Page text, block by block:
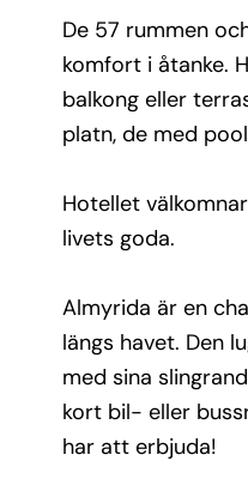
Hotellet
vuxen atmosfär
av livets goda.
Almyrida är en
idyllisk strand och
perfekt för
Chania, med sina
ligger en kort bil-
Suites är din
västra Kreta har
En särskild skatt
Grekland. Skatten
med incheckning
De 57 rummen
komfort i åtanke.
balkong eller
platn, de med
Hotellet
livets goda.
Almyrida är en
längs havet. Den
med sina
kort bil- eller
har att erbjuda!